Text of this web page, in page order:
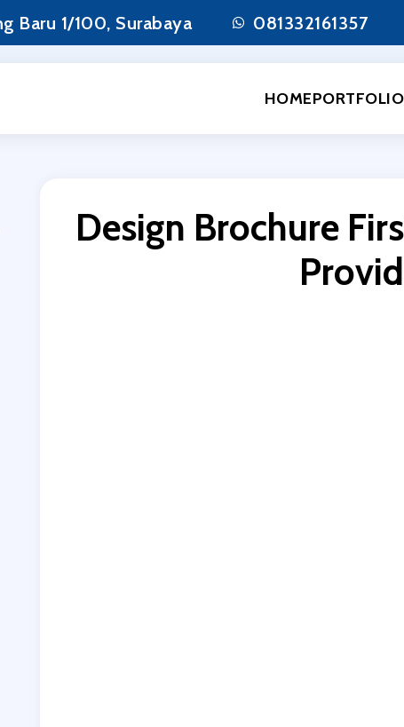
Baru 1/100, Surabaya 081332161357
HOMEPORTFOLIO
Design Brochure